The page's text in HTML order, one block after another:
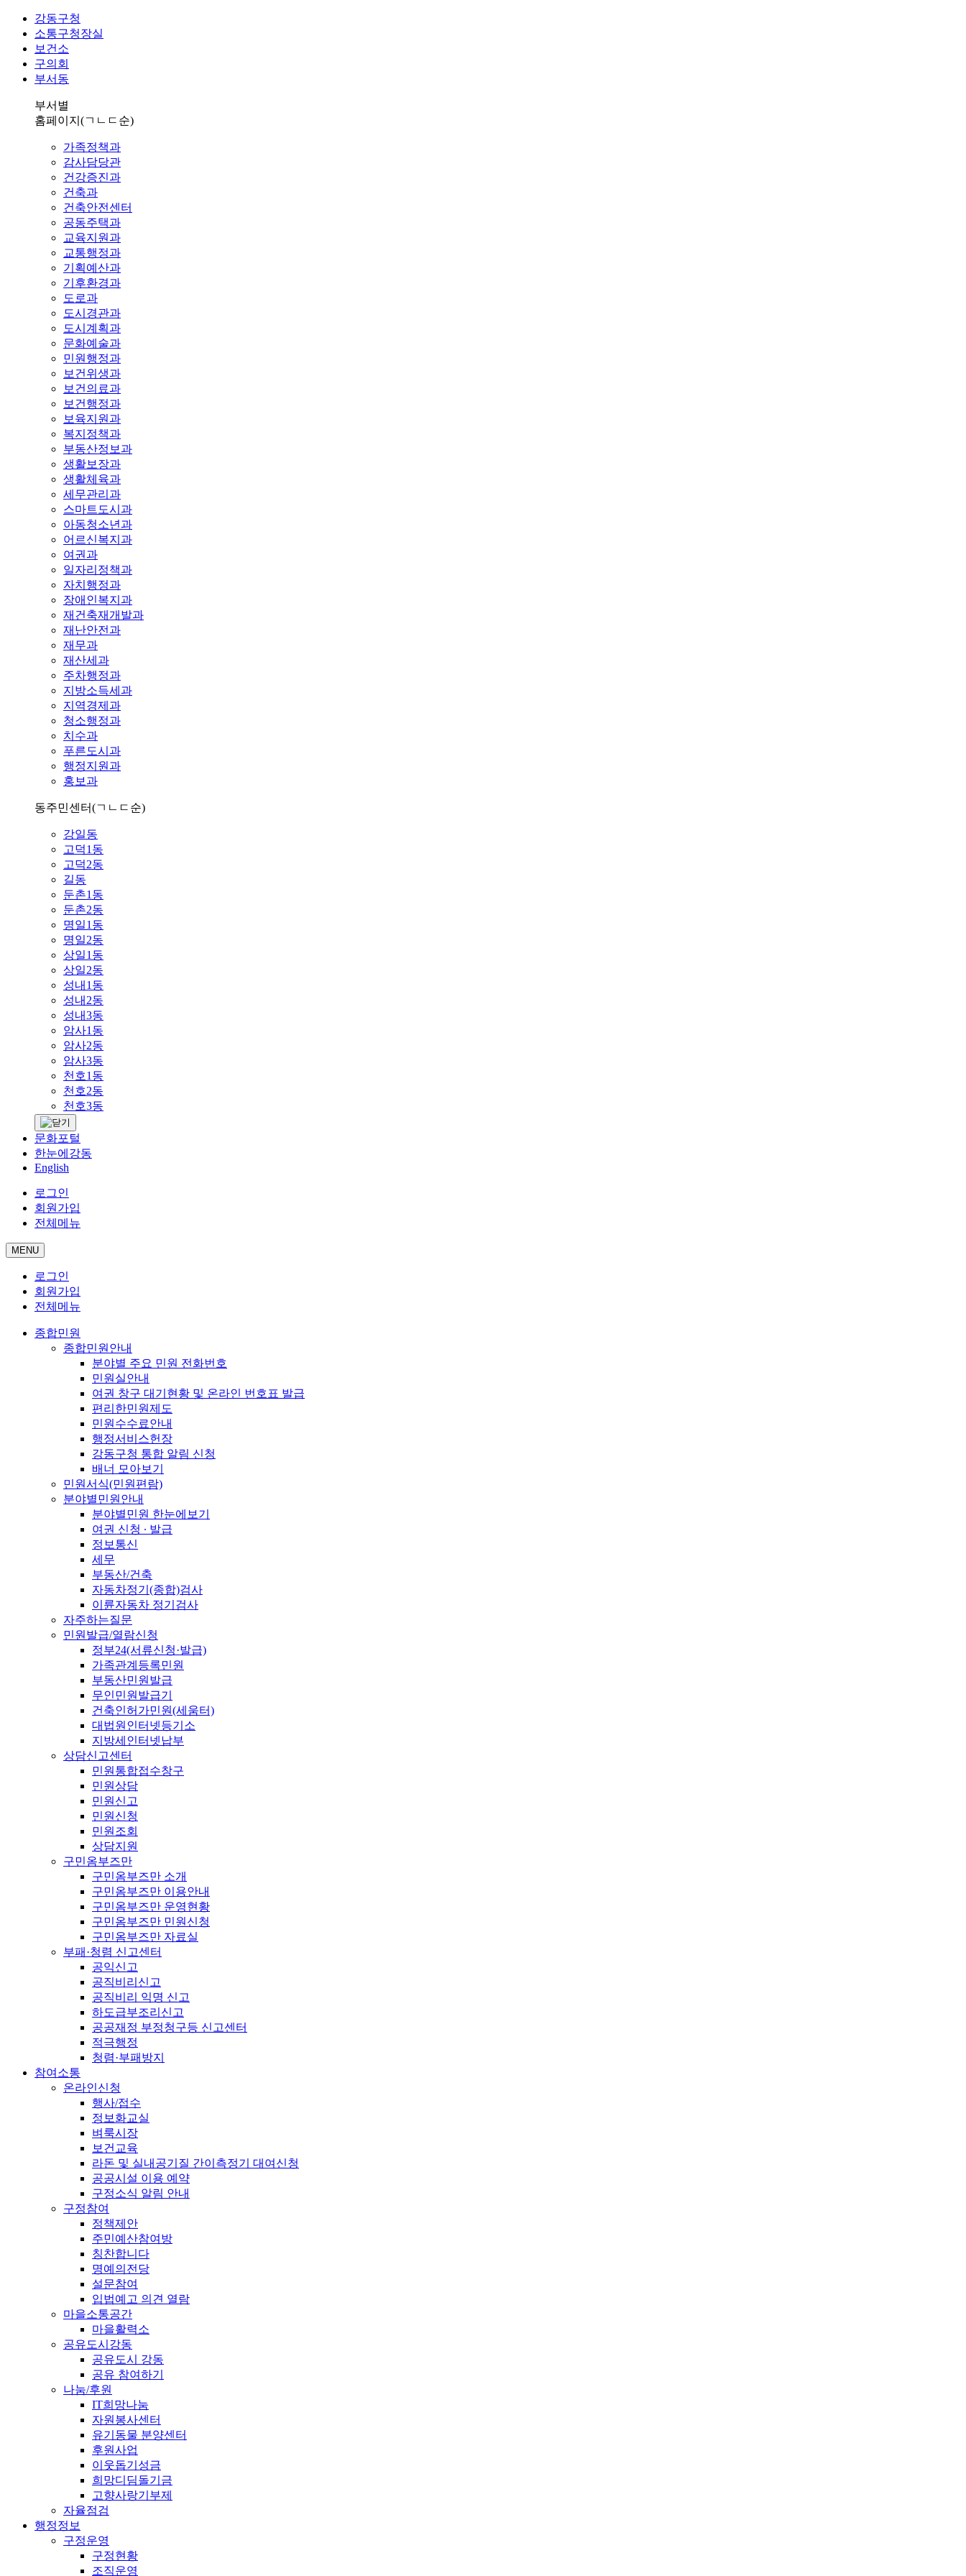
강동구청
소통구청장실
보건소
구의회
부서동
부서별
홈페이지 (ㄱㄴㄷ순)
가족정책과
감사담당관
건강증진과
건축과
건축안전센터
공동주택과
교육지원과
교통행정과
기획예산과
기후환경과
도로과
도시경관과
도시계획과
문화예술과
민원행정과
보건위생과
보건의료과
보건행정과
보육지원과
복지정책과
부동산정보과
생활보장과
생활체육과
세무관리과
스마트도시과
아동청소년과
어르신복지과
여권과
일자리정책과
자치행정과
장애인복지과
재건축재개발과
재난안전과
재무과
재산세과
주차행정과
지방소득세과
지역경제과
청소행정과
치수과
푸른도시과
행정지원과
홍보과
동주민센터(ㄱㄴㄷ순)
강일동
고덕1동
고덕2동
길동
둔촌1동
둔촌2동
명일1동
명일2동
상일1동
상일2동
성내1동
성내2동
성내3동
암사1동
암사2동
암사3동
천호1동
천호2동
천호3동
문화포털
한눈에강동
English
로그인
회원가입
전체메뉴
MENU
로그인
회원가입
전체메뉴
종합민원
종합민원안내
분야별 주요 민원 전화번호
민원실안내
여권 창구 대기현황 및 온라인 번호표 발급
편리한민원제도
민원수수료안내
행정서비스헌장
강동구청 통합 알림 신청
배너 모아보기
민원서식(민원편람)
분야별민원안내
분야별민원 한눈에보기
여권 신청 ∙ 발급
정보통신
세무
부동산/건축
자동차정기(종합)검사
이륜자동차 정기검사
자주하는질문
민원발급/열람신청
정부24(서류신청·발급)
가족관계등록민원
부동산민원발급
무인민원발급기
건축인허가민원(세움터)
대법원인터넷등기소
지방세인터넷납부
상담신고센터
민원통합접수창구
민원상담
민원신고
민원신청
민원조회
상담지원
구민옴부즈만
구민옴부즈만 소개
구민옴부즈만 이용안내
구민옴부즈만 운영현황
구민옴부즈만 민원신청
구민옴부즈만 자료실
부패·청렴 신고센터
공익신고
공직비리신고
공직비리 익명 신고
하도급부조리신고
공공재정 부정청구등 신고센터
적극행정
청렴·부패방지
참여소통
온라인신청
행사/접수
정보화교실
벼룩시장
보건교육
라돈 및 실내공기질 간이측정기 대여신청
공공시설 이용 예약
구정소식 알림 안내
구정참여
정책제안
주민예산참여방
칭찬합니다
명예의전당
설문참여
입법예고 의견 열람
마을소통공간
마을활력소
공유도시강동
공유도시 강동
공유 참여하기
나눔/후원
IT희망나눔
자원봉사센터
유기동물 분양센터
후원사업
이웃돕기성금
희망디딤돌기금
고향사랑기부제
자율점검
행정정보
구정운영
구정현황
조직운영